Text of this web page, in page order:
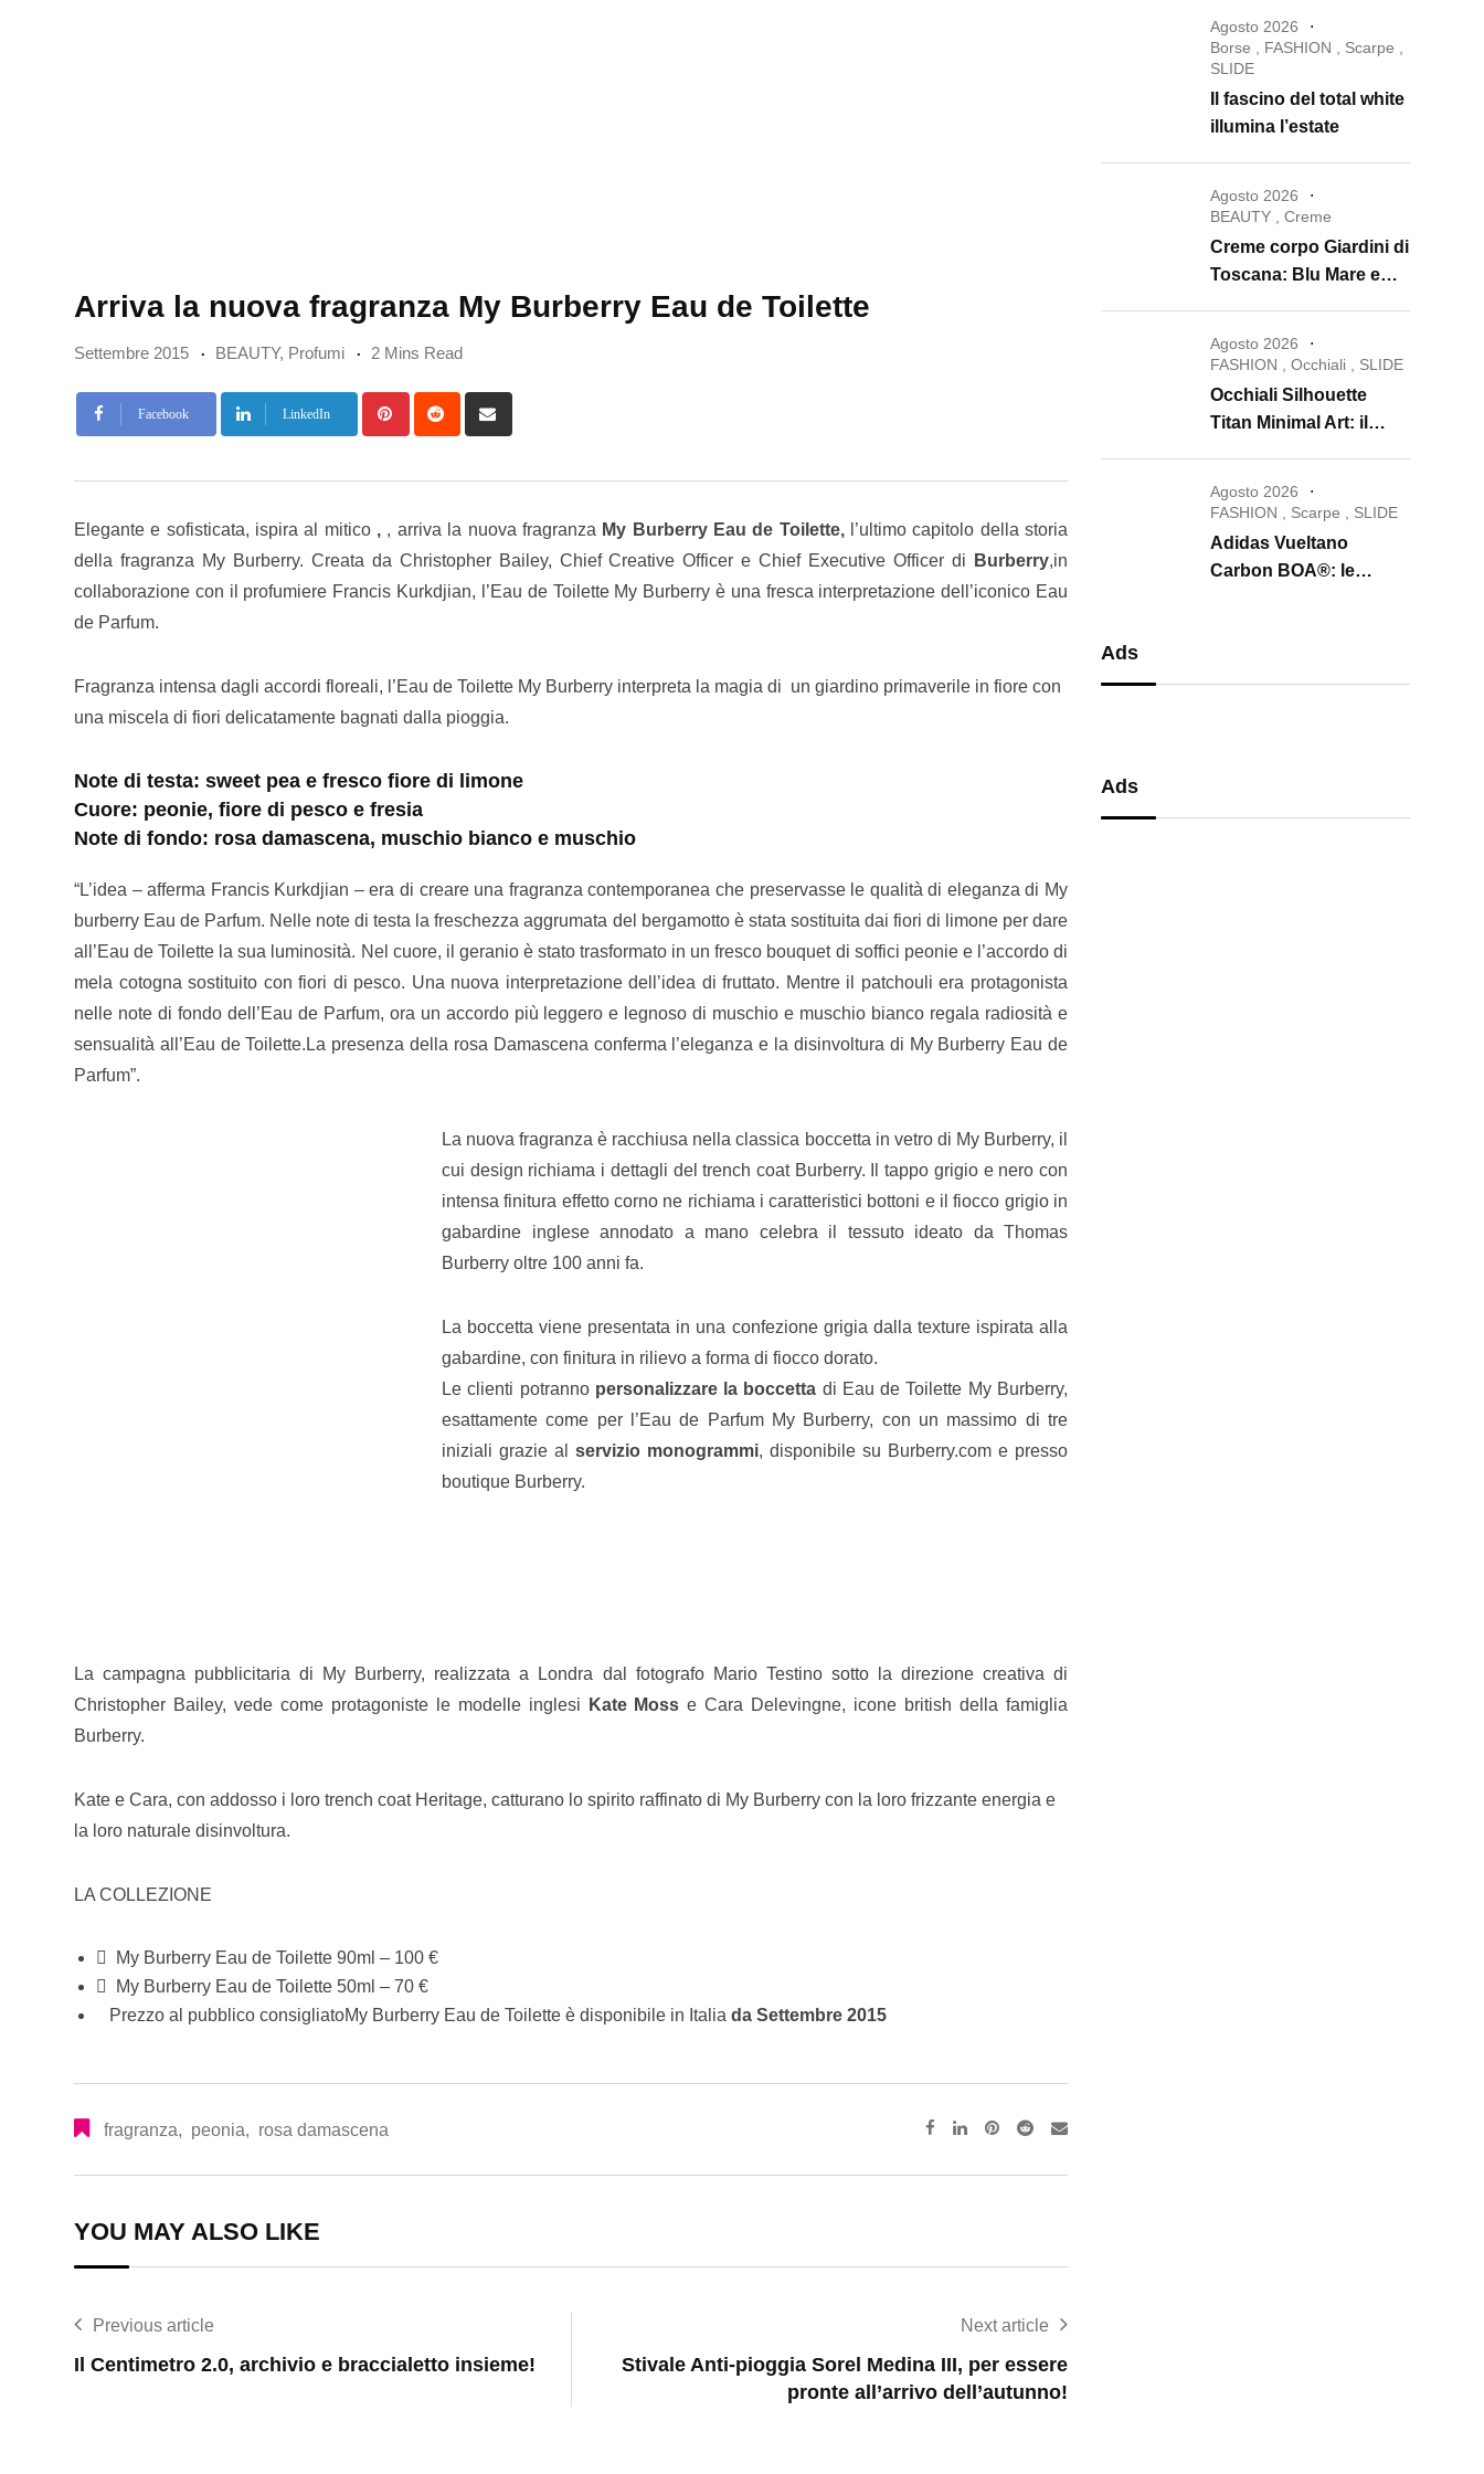
Arriva la nuova fragranza My Burberry Eau de Toilette
Settembre 2015 BEAUTY, Profumi 2 Mins Read
Facebook LinkedIn PinterestReddit
via
Elegante e sofisticata, ispira al mitico , , arriva la nuova fragranza My Burberry Eau de Toilette,l’ultimo capitolo della storia
della fragranza My Burberry. Creata da Christopher Bailey, Chief Creative Officer e Chief Executive Officer di
Burberry,in
collaborazione con il profumiere Francis Kurkdjian, l’Eau de Toilette My Burberry è una fresca interpretazione dell’iconico Eau
de Parfum.
Fragranza intensa dagli accordi floreali, l’Eau de Toilette My Burberry interpreta la magia di un giardino primaverile in fiore con
una miscela di fiori delicatamente bagnati dalla pioggia.
Note di testa: sweet pea e fresco fiore di limone
Cuore: peonie, fiore di pesco e fresia
Note di fondo: rosa damascena, muschio bianco e muschio
“L’idea – afferma Francis Kurkdjian – era di creare una fragranza contemporanea che preservasse le qualità di eleganza di My
burberry Eau de Parfum. Nelle note di testa la freschezza aggrumata del bergamotto è stata sostituita dai fiori di limone per dare
all’Eau de Toilette la sua luminosità. Nel cuore, il geranio è stato trasformato in un fresco bouquet di soffici peonie e l’accordo di
mela cotogna sostituito con fiori di pesco. Una nuova interpretazione dell’idea di fruttato. Mentre il patchouli era protagonista
nelle note di fondo dell’Eau de Parfum, ora un accordo più leggero e legnoso di muschio e muschio bianco regala radiosità e
sensualità all’Eau de Toilette.La presenza della rosa Damascena conferma l’eleganza e la disinvoltura di My Burberry Eau de
Parfum”.
La nuova fragranza è racchiusa nella classica boccetta in vetro di My Burberry, il
cui design richiama i dettagli del trench coat Burberry. Il tappo grigio e nero con
intensa finitura effetto corno ne richiama i caratteristici bottoni e il fiocco grigio in
gabardine inglese annodato a mano celebra il tessuto ideato da Thomas
Burberry oltre 100 anni fa.
La boccetta viene presentata in una confezione grigia dalla texture ispirata alla
gabardine, con finitura in rilievo a forma di fiocco dorato.
Le clienti potranno personalizzare la boccetta di Eau de Toilette My Burberry,
esattamente come per l’Eau de Parfum My Burberry, con un massimo di tre
iniziali grazie al servizio monogrammi, disponibile su Burberry.com e presso
boutique Burberry.
La campagna pubblicitaria di My Burberry, realizzata a Londra dal fotografo Mario Testino sotto la direzione creativa di
Christopher Bailey, vede come protagoniste le modelle inglesi
Kate Moss e Cara Delevingne, icone british della famiglia
Burberry.
Kate e Cara, con addosso i loro trench coat Heritage, catturano lo spirito raffinato di My Burberry con la loro frizzante energia e
la loro naturale disinvoltura.
LA COLLEZIONE
 My Burberry Eau de Toilette 90ml – 100 €
 My Burberry Eau de Toilette 50ml – 70 €
Prezzo al pubblico consigliatoMy Burberry Eau de Toilette è disponibile in Italia da Settembre 2015
fragranza, peonia, rosa damascena Pinterest
RedditShare
YOU MAY ALSO LIKE
Previous article
Il Centimetro 2.0, archivio e braccialetto insieme!
Next article
Stivale Anti-pioggia Sorel Medina III, per essere
pronte all’arrivo dell’autunno!
Agosto 2026
Borse
FASHION Scarpe
SLIDE
Il fascino del total white
illumina l’estate
Agosto 2026
BEAUTY
Creme
Creme corpo Giardini di
Toscana: Blu Mare e
di lusso
Agosto 2026
FASHION
Occhiali SLIDE
Occhiali Silhouette
Titan Minimal Art: il
conquista il 2026
Agosto 2026
FASHION
Scarpe SLIDE
Adidas Vueltano
Carbon BOA®: le
precisione
Ads
Ads